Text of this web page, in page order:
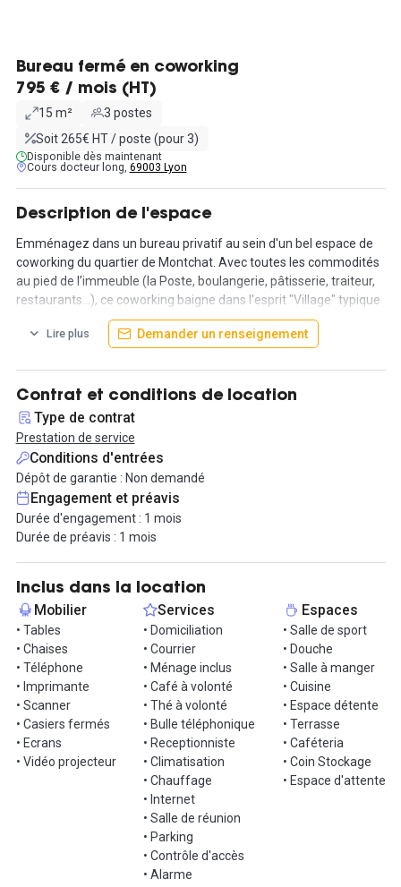
Bureau fermé en coworking
795 € / mois (HT)
15 m²
3 postes
Soit 265€ HT / poste (pour 3)
Disponible dès maintenant
Cours docteur long, 69003 Lyon
Description de l'espace
Emménagez dans un bureau privatif au sein d'un bel espace de
coworking du quartier de Montchat. Avec toutes les commodités
au pied de l’immeuble (la Poste, boulangerie, pâtisserie, traiteur,
restaurants…), ce coworking baigne dans l'esprit "Village" typique
moments de détente au soleil, une cuisine partagée, une salle de
sport avec douches & vestiaires.
Le coworking propose aussi des salles de réunion équipées
(visio...) de 6 à 12 personnes, et des call boxes. Tout est compris
(wifi, café, thé, ménage, climatisation, accès 24/7...) pour une
installation immédiate et facile.
Le bureau est très bien isolé acoustiquement.
Le forfait varie en fonction du nombre de personnes :
Jusqu'à -50% sur certains bureaux
- Office 3 personnes : 795€ /mois
- Office 2 personnes : 650€ /mois
- Office 1 personne : 490€ /mois.
D’autres formules pour tous les besoins et tous les budgets (prix
HT hors remise) :
- "nomade" : poste de travail flexible à 160€ /mois tout compris
- "desk" : poste de travail réservé en petit open space ou en
bureau partagé: 280€ /mois tout compris
- privatisation du rooftop pour évènements, séminaires.
Garages privatifs disponibles, ou stationnement gratuit dans le
quartier (accès rapide par le périphérique).
En transports en commun : Tramway T3 arrêt « reconnaissance
Métro D et Tramway T2 et T5, arrêt « Grange-Blanche »,
Lire plus Demander un renseignement
Contrat et conditions de location
Type de contrat
Prestation de service
Conditions d'entrées
Dépôt de garantie : Non demandé
Engagement et préavis
Durée d'engagement : 1 mois
Durée de préavis : 1 mois
Inclus dans la location
Mobilier
• Tables
• Chaises
• Téléphone
• Imprimante
• Scanner
• Casiers fermés
• Ecrans
• Vidéo projecteur
Services
• Domiciliation
• Courrier
• Ménage inclus
• Café à volonté
• Thé à volonté
• Bulle téléphonique
• Receptionniste
• Climatisation
• Chauffage
• Internet
• Salle de réunion
• Parking
• Contrôle d'accès
• Alarme
Espaces
• Salle de sport
• Douche
• Salle à manger
• Cuisine
• Espace détente
• Terrasse
• Caféteria
• Coin Stockage
• Espace d'attente